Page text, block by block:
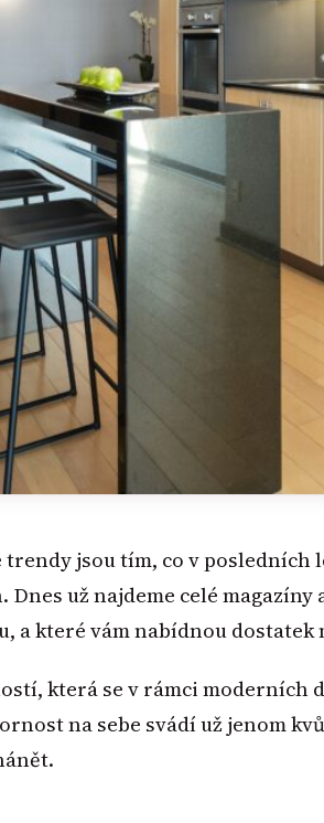
trendy jsou tím, co v posledních
už najdeme celé magazíny
a které vám nabídnou dostatek
která se v rámci moderních
na sebe svádí už jenom